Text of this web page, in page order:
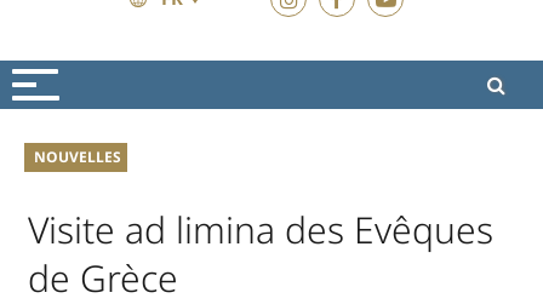
Nouvelles
NOUVELLES
Visite ad limina des Evêques
de Grèce